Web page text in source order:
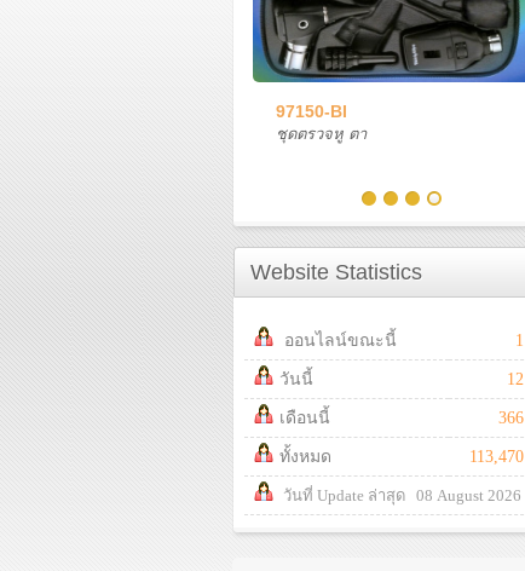
97150-BI
ชุดตรวจหู ตา
Website Statistics
ออนไลน์ขณะนี้ 1
วันนี้ 12
เดือนนี้ 366
ทั้งหมด 113,470
วันที่ Update ล่าสุด 08 August 2026